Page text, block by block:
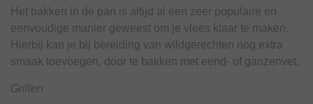
Het bakken in de pan is altijd al een zeer populaire en
eenvoudige manier geweest om je vlees klaar te maken.
Hierbij kan je bij bereiding van wildgerechten nog extra
smaak toevoegen, door te bakken met eend- of ganzenvet.
Grillen